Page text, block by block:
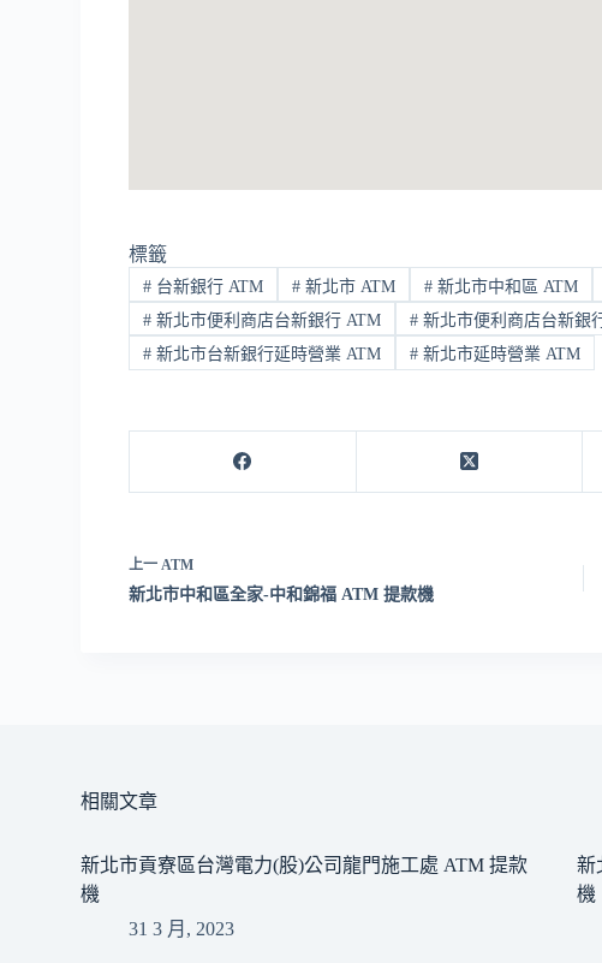
標籤
# 台新銀行 ATM #新北市 ATM #新北市中和區 ATM
# 新北市便利商店台新銀行 ATM #新北市便利商店台新銀
# 新北市台新銀行延時營業 ATM #新北市延時營業 ATM
上一 ATM
新北市中和區全家-中和錦福 ATM 提款機
相關文章
新北市貢寮區台灣電力(股)公司龍門施工處 ATM 提款
機
31 3 月, 2023
新
機